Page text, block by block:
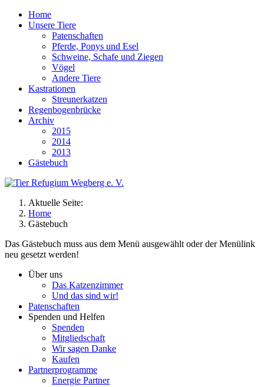
Home
Unsere Tiere
Patenschaften
Pferde, Ponys und Esel
Schweine, Schafe und Ziegen
Vögel
Andere Tiere
Kastrationen
Streunerkatzen
Regenbogenbrücke
Archiv
2015
2014
2013
Gästebuch
Aktuelle Seite:
Home
Gästebuch
Das Gästebuch muss aus dem Menü ausgewählt oder der Menülink
neu gesetzt werden!
Über uns
Das Katzenzimmer
Und das sind wir!
Patenschaften
Spenden und Helfen
Spenden
Mitgliedschaft
Wir sagen Danke
Kaufen
Partnerprogramme
Energie Partner